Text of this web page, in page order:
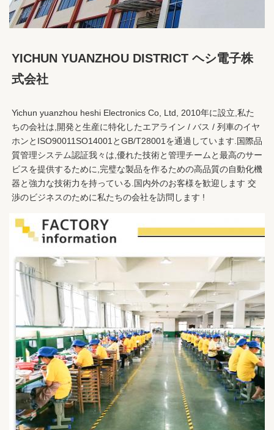
YICHUN YUANZHOU DISTRICT ヘシ電子株
式会社
Yichun yuanzhou heshi Electronics Co, Ltd, 2010年に設立,私た
ちの会社は,開発と生産に特化したエアライン / バス / 列車のイヤ
ホンとISO90011SO14001とGB/T28001を通過しています.国際品
質管理システム認証我々は,優れた技術と管理チームと最高のサー
ビスを提供するために,完璧な製品を作るための高品質の自動化機
器と強力な技術力を持っている.国内外のお客様を歓迎します 交
渉のビジネスのために私たちの会社を訪問します !